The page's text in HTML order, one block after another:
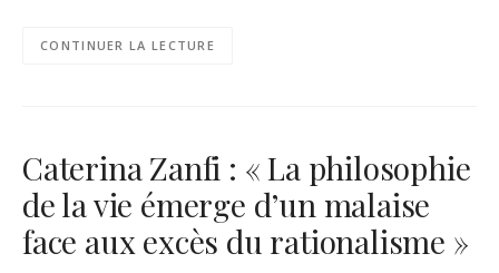
CONTINUER LA LECTURE
Caterina Zanfi : « La philosophie
de la vie émerge d’un malaise
face aux excès du rationalisme »